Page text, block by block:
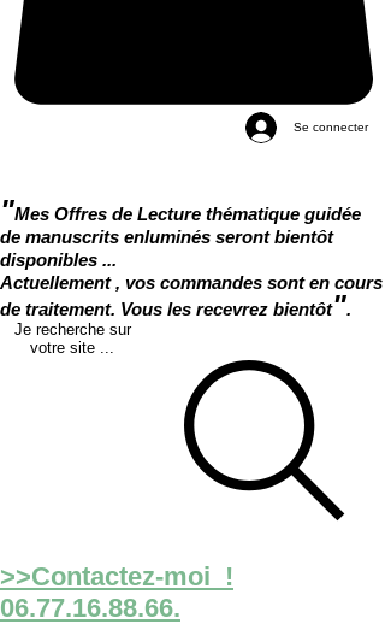
Se connecter
"Mes Offres de Lecture thématique guidée
de manuscrits enluminés seront bientôt
disponibles ...
Actuellement , vos commandes sont en cours
de traitement. Vous les recevrez bientôt".
Je recherche sur
votre site ...
>>Contactez-moi !
06.77.16.88.66.